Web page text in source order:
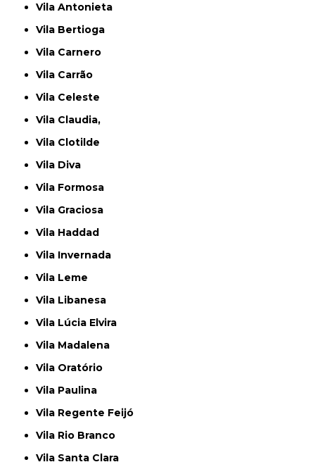
Vila Antonieta
Vila Bertioga
Vila Carnero
Vila Carrão
Vila Celeste
Vila Claudia,
Vila Clotilde
Vila Diva
Vila Formosa
Vila Graciosa
Vila Haddad
Vila Invernada
Vila Leme
Vila Libanesa
Vila Lúcia Elvira
Vila Madalena
Vila Oratório
Vila Paulina
Vila Regente Feijó
Vila Rio Branco
Vila Santa Clara